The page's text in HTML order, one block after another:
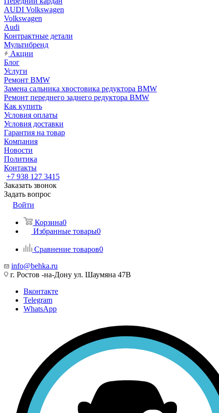
AUDI Volkswagen
Volkswagen
Audi
Контрактные детали
Мультибренд
Акции
Блог
Услуги
Ремонт BMW
Замена сальника хвостовика редуктора BMW
Ремонт переднего заднего редуктора BMW
Как купить
Условия оплаты
Условия доставки
Гарантия на товар
Компания
Новости
Политика
Контакты
+7 938 127 3415
Заказать звонок
Задать вопрос
Войти
Корзина0
Избранные товары0
Сравнение товаров0
info@behka.ru
г. Ростов -на-Дону ул. Шаумяна 47В
Вконтакте
Telegram
WhatsApp